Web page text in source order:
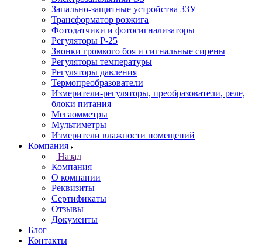
Запально-защитные устройства ЗЗУ
Трансформатор розжига
Фотодатчики и фотосигнализаторы
Регуляторы Р-25
Звонки громкого боя и сигнальные сирены
Регуляторы температуры
Регуляторы давления
Термопреобразователи
Измерители-регуляторы, преобразователи, реле,
блоки питания
Мегаомметры
Мультиметры
Измерители влажности помещений
Компания
Назад
Компания
О компании
Реквизиты
Сертификаты
Отзывы
Документы
Блог
Контакты